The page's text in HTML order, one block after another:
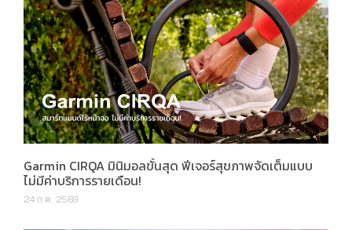
Garmin CIRQA มินิมอลขั้นสุด ฟีเจอร์สุขภาพจัดเต็มแบบ
ไม่มีค่าบริการรายเดือน!
24 ก.ค. 2569